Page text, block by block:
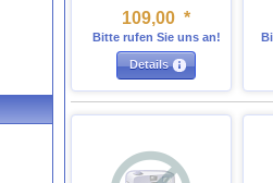
109,00 *
Bitte rufen Sie uns an!
Details